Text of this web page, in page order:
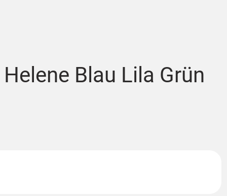
Blau Lila Grün